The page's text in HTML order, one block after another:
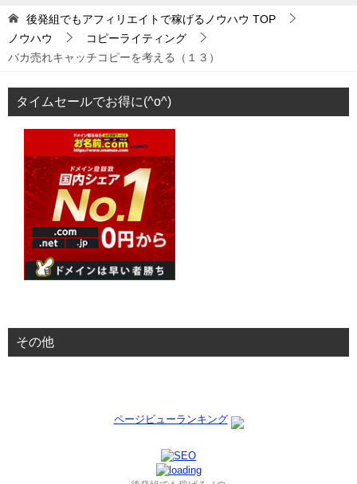
後発組でもアフィリエイトで稼げるノウハウ TOP
ノウハウ
コピーライティング
バカ売れキャッチコピーを考える（１３）
タイムセールでお得に(^o^)
その他
ページビューランキング